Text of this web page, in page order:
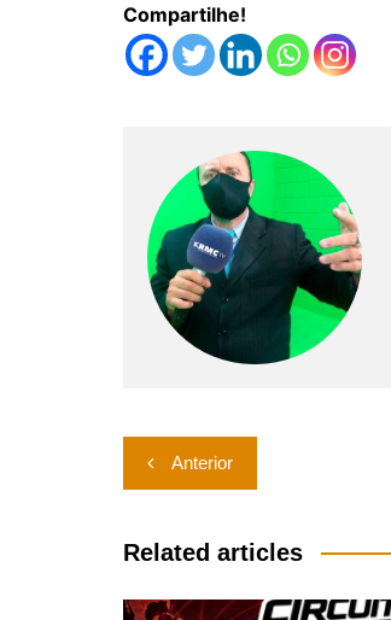
Compartilhe!
Navegação
de
Post
Anterior
Related articles